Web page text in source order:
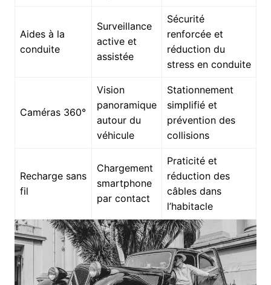
Aides à la
conduite
Surveillance
active et
assistée
Sécurité
renforcée et
réduction du
stress en conduite
Caméras 360°
Vision
panoramique
autour du
véhicule
Stationnement
simplifié et
prévention des
collisions
Recharge sans
fil
Chargement
smartphone
par contact
Praticité et
réduction des
câbles dans
l’habitacle